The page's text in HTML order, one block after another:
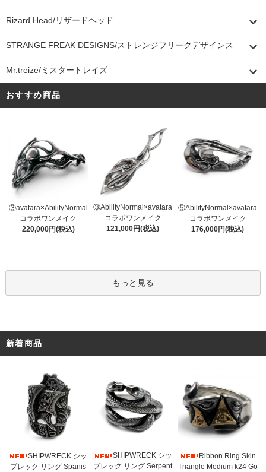
Rizard Head/リザードヘッド
STRANGE FREAK DESIGNS/ストレンジフリークデザインス
Mr.treize/ミスタートレイズ
おすすめ商品
③avatara×AbilityNormal
コラボワンメイク
220,000円(税込)
③AbilityNormal×avatara
コラボワンメイク
121,000円(税込)
⑤AbilityNormal×avatara
コラボワンメイク
176,000円(税込)
もっと見る
新着商品
SHIPWRECK シッ
プレック リング Spanis
SHIPWRECK シッ
プレック リング Serpent
Ribbon Ring Skin
Triangle Medium k24 Go